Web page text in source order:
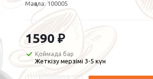
Мақала: 100005
1590 ₽
Қоймада бар
Жеткізу мерзімі 3-5 күн